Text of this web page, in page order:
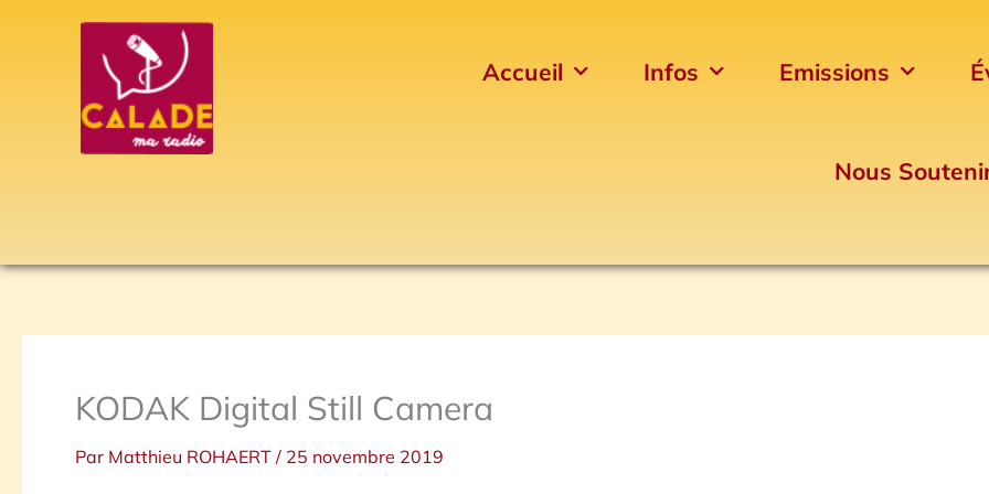
Accueil Infos Emissions
Nous
KODAK Digital Still Camera
Par Matthieu ROHAERT / 25 novembre 2019